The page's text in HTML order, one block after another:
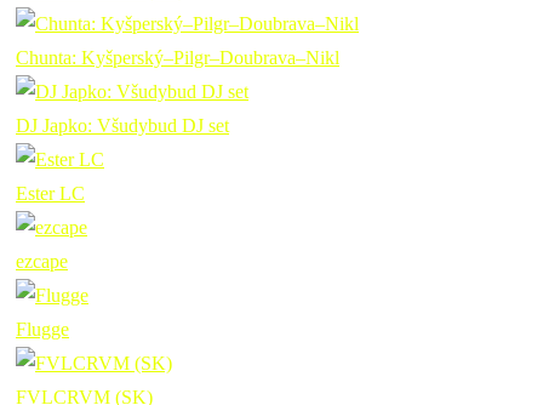
Chunta: Kyšperský–Pilgr–Doubrava–Nikl
DJ Japko: Všudybud DJ set
Ester LC
ezcape
Flugge
FVLCRVM (SK)